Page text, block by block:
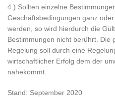
4.) Sollten einzelne
Geschäftsbedingungen ganz
werden, so wird hierdurch die
Bestimmungen nicht berührt. Die
Regelung soll durch eine
wirtschaftlicher Erfolg dem der
nahekommt.
Stand: September 2020